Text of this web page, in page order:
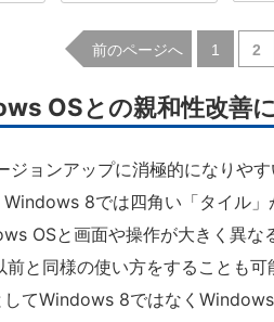
前のページへ 1 2
OSとの親和性改善
ジョンアップに消極的になりや
8では四角い「タイル」
OSと画面や操作が大きく異
と同様の使い方をすることも
てWindows 8ではなくWindows